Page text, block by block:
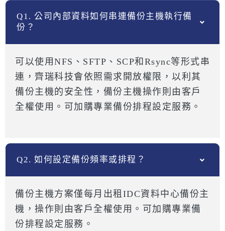
Q1. 公司內部資料如何串連備份主機執行備
份？
可以使用NFS、SFTP、SCP和Rsync等形式串
連，齊瑞科技會依照需求開放權限，以利其
備份主機的安全性，備份主機操作則由客戶
全權使用。可加購專業備份排程設定服務。
Q2. 如何設定備份頻率或排程？
備份主機方案僅每月出租IDC資料中心備份主
機，操作則由客戶全權使用。可加購專業備
份排程設定服務。